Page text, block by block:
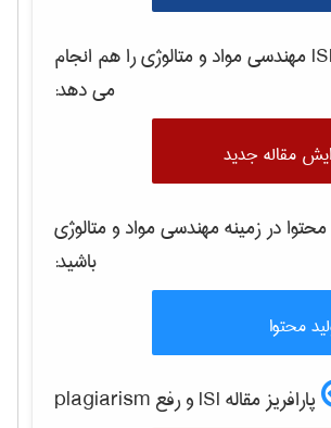
مهندسی مواد و متالوژیرا هم انجام
می دهد:
مقاله جدید
در زمینهمهندسی مواد و متالوژی
باشید:
محتوا
پارافریز مقاله ISI و رفع plagiarism